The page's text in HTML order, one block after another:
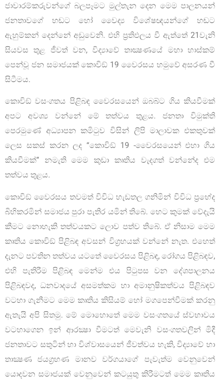
ජාවාරම්කරුවන්ගේ බලපෑමට මුල්තැන දෙන මෙම පාලනයන්
ජනතාවගේ හඬට හෝ වෛද්‍ය විශේෂඥයන්ගේ හඬට
ඇහුම්කන් දෙන්නේ අඩුවෙනි. එහි ප්‍රතිඵලය වී ඇත්තේ 21වැනි
සියවස තුළ ජීවත් වන, විද්‍යාවේ තාක්‍ෂණයේ මහා හාස්කම්
පෙන්වූ ජන සමාජයක් කොවිඞ් 19 වෛරසය හමුවේ අසරණ වී
සිටීමය.
කොවිඞ් වසංගතය පිළිබඳ වෛරසයෙන් ඔබබ්ට ගිය කියවීමක්
අපට අවශ්‍ය වන්නේ මේ තත්වය තුළය. ජනතා විමුක්ති
පෙරමුණේ අධ්‍යාපන කමිටුව විසින් ලිපි මාලාවක එකතුවක්
ලෙස සකස් කරන ලද “කොවිඞ් 19 -වෛරසයෙන් එහා ගිය
කියවීමක්” නමැති මෙම කුඩා කෘතිය වැදගත් වන්නේද එම
තත්වය තුළය.
කොවිඞ් වෛරසය තවමත් විවිධ හැඩතල ගනිමින් විවිධ ප්‍රභේද
බිහිකරමින් සමාජය පුරා පැතිර යමින් තිබේ. හෙට කුමක් වේදැයි
කීමට නොහැකි තත්වයකට ලොව පත්ව තිබේ. ඒ නිසාම මෙම
කෘතිය කොවිඞ් පිළිබඳ අවසන් විග්‍රහයක් වන්නේ නැත. එහෙත්
දැනට පවතින තත්වය යටතේ වෛරසය පිළිබඳ, රෝගය පිළිබඳව,
එහි පැතිරීම පිළිබඳ මෙන්ම එය පිටුපස වන දේශපාලනය
පිළිබඳවද, ධනවාදයේ අසමත්කම හා අමානුෂිකත්වය පිළිබඳව
වටහා ගැනීමට මෙම කෘතිය කිසියම් හෝ මගපෙන්වීමක් කරනු
ඇතැයි අපි සිතමු. මේ මොහොතේ මෙම වසංගතයේ ස්වභාවය
වටහාගෙන ඉන් ආරක්‍ෂා වීමටත් මෙවැනි වසංගතවලින් මිදී
ජනතාවට සතුටින් හා විශ්වාසයෙන් ජීවත්වය හැකි, විද්‍යාවේ හා
තාක්‍ෂණ ජයග්‍රහණ මානව වර්ගයාගේ පැවැත්ම වෙනුවෙන්
යොදවන සමාජයක් වෙනුවෙන් කටයුතු කිරීමටත් මෙම කෘතිය